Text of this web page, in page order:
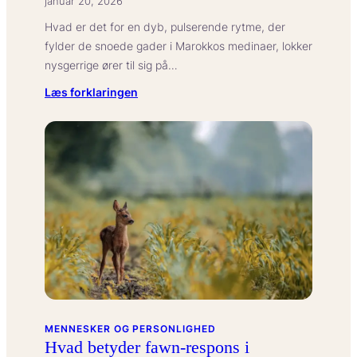
Hvad er det for en dyb, pulserende rytme, der
fylder de snoede gader i Marokkos medinaer, lokker
nysgerrige ører til sig på…
Læs forklaringen
betyder
marokkansk
kultur?
MENNESKER OG PERSONLIGHED
Hvad betyder fawn-respons i